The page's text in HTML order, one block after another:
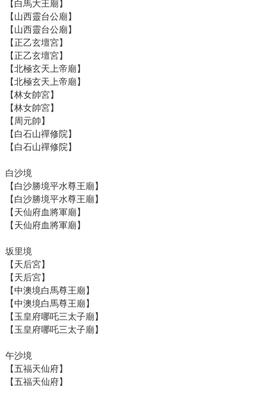
【白馬大王廟】
【山西靈台公廟】
【山西靈台公廟】
【正乙玄壇宮】
【正乙玄壇宮】
【北極玄天上帝廟】
【北極玄天上帝廟】
【林女帥宮】
【林女帥宮】
【周元帥】
【白石山禪修院】
【白石山禪修院】
白沙境
【白沙勝境平水尊王廟】
【白沙勝境平水尊王廟】
【天仙府血將軍廟】
【天仙府血將軍廟】
坂里境
【天后宮】
【天后宮】
【中澳境白馬尊王廟】
【中澳境白馬尊王廟】
【玉皇府哪吒三太子廟】
【玉皇府哪吒三太子廟】
午沙境
【五福天仙府】
【五福天仙府】